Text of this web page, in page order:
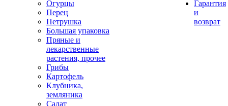
Огурцы
Перец
Петрушка
Большая упаковка
Пряные и
лекарственные
растения, прочее
Грибы
Картофель
Клубника,
земляника
Салат
Гарантия
и
возврат